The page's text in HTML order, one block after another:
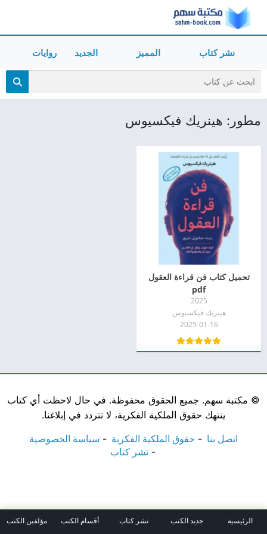
نشر كتاب المميز الجديد روايات
مطور: هينريك فيكسيوس
تحميل كتاب فن قراءة العقول
pdf
2025
هينريك فيكسيوس
2025-01-16
© مكتبة سهم. جميع الحقوق محفوظة. في حال لاحظت أي كتاب
ينتهك حقوق الملكية الفكرية، لا تتردد في إبلاغنا.
اتصل بنا حقوق الملكية الفكرية
سياسة الخصوصية
نشر كتاب
الرئيسية جديد الكتب نشر كتاب أقسام الكتب مؤلفين الكتب